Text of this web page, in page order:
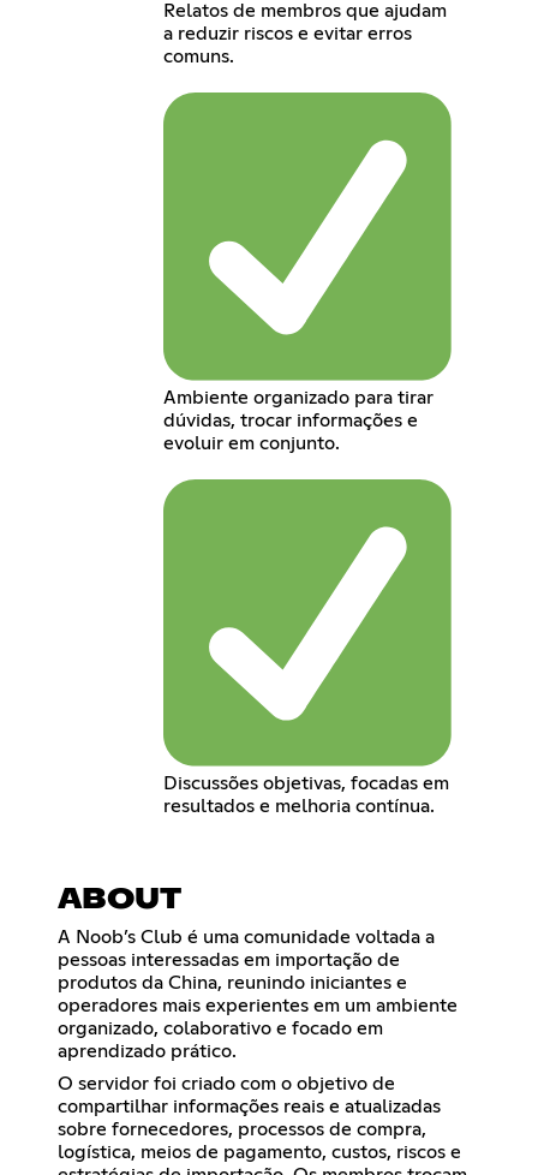
Relatos de membros que ajudam
a reduzir riscos e evitar erros
comuns.
Ambiente organizado para tirar
dúvidas, trocar informações e
evoluir em conjunto.
Discussões objetivas, focadas em
resultados e melhoria contínua.
ABOUT
A Noob’s Club é uma comunidade voltada a
pessoas interessadas em importação de
produtos da China, reunindo iniciantes e
operadores mais experientes em um ambiente
organizado, colaborativo e focado em
aprendizado prático.
O servidor foi criado com o objetivo de
compartilhar informações reais e atualizadas
sobre fornecedores, processos de compra,
logística, meios de pagamento, custos, riscos e